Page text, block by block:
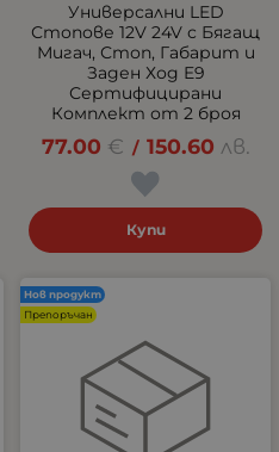
Универсални LED
Стопове 12V 24V с Бягащ
Мигач, Стоп, Габарит и
Заден Ход E9
Сертифицирани
Комплект от 2 броя
77.00 € / 150.60 лв.
Купи
Нов продукт
Препоръчан